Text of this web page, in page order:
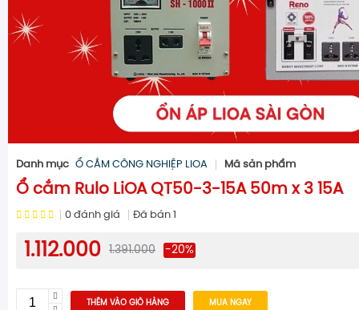
Danh mục Ổ CẮM CÔNG NGHIỆP LIOA Mã sản phẩm
Ổ cắm Rulo LiOA QT50-3-15A 50m x 3 15A
0 đánh giá Đã bán 1
1.112.000 1.391.000 -20%
THÊM VÀO GIỎ HÀNG MUA NGAY